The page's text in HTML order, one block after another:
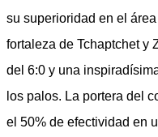
su superioridad en el
fortaleza de Tchaptchet y
del 6:0 y una
los palos. La portera del
el 50% de efectividad en